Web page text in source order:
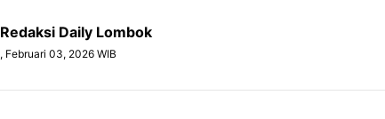
Redaksi Daily Lombok
, Februari 03, 2026 WIB